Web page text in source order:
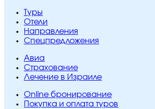
Туры
Отели
Направления
Спецпредложения
Авиа
Страхование
Лечение в Израиле
Online бронирование
Покупка и оплата туров